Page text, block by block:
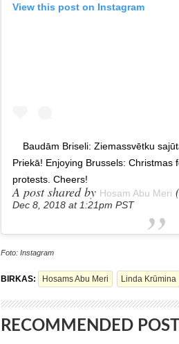
View this post on Instagram
Baudām Briseli: Ziemassvētku
Priekā! Enjoying Brussels: Christmas
protests. Cheers!
A post shared by Hosam Abu Meri
Dec 8, 2018 at 1:21pm PST
Foto: Instagram
BIRKAS: Hosams Abu Meri Linda Krūmina
RECOMMENDED